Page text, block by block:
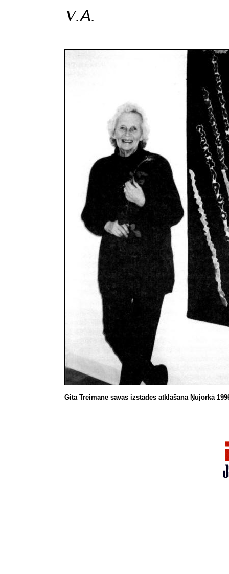
V.A.
Gita Treimane savas izstādes atklāšana Ņujorkā